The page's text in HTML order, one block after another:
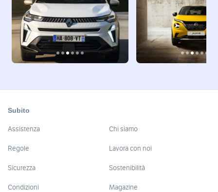
Subito
Assistenza
Regole
Sicurezza
Condizioni
Chi siamo
Lavora con noi
Sostenibilità
Magazine